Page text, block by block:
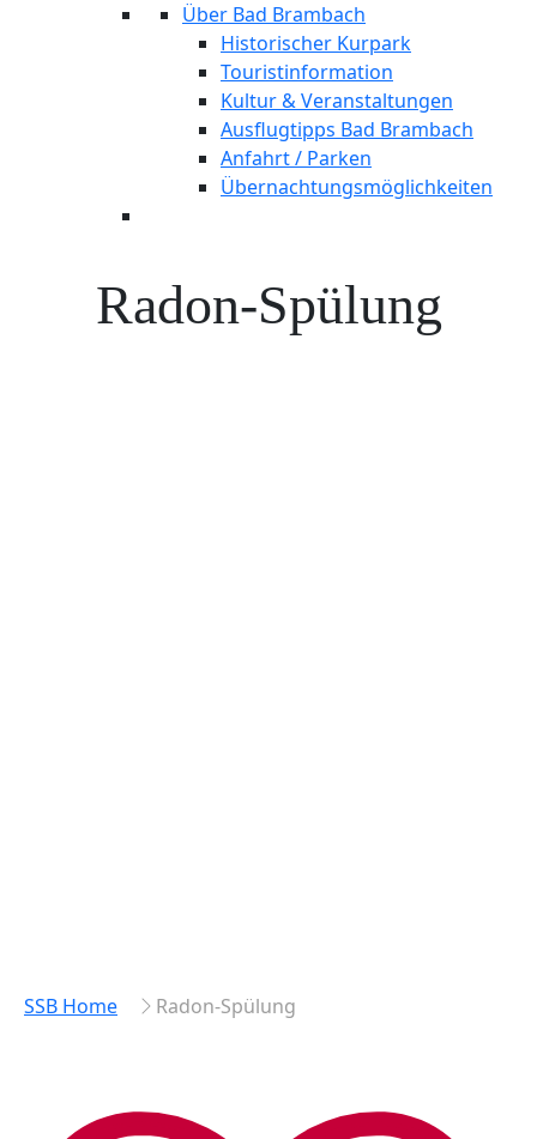
Über Bad Brambach
Historischer Kurpark
Touristinformation
Kultur & Veranstaltungen
Ausflugtipps Bad Brambach
Anfahrt / Parken
Übernachtungsmöglichkeiten
Radon-Spülung
SSB Home Radon-Spülung